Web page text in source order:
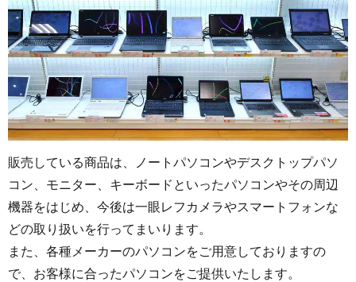
販売している商品は、ノートパソコンやデスクトップパソ
コン、モニター、キーボードといったパソコンやその周辺
機器をはじめ、今後は一眼レフカメラやスマートフォンな
どの取り扱いを行ってまいります。
また、各種メーカーのパソコンをご用意しておりますの
で、お客様に合ったパソコンをご提供いたします。